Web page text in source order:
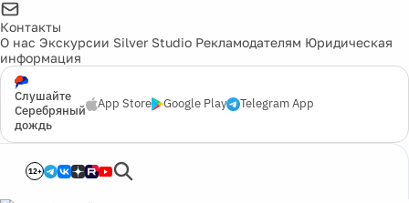
Контакты
О нас Экскурсии Silver Studio Рекламодателям Юридическая
информация
Слушайте
Серебряный
дождь
App Store Google Play Telegram App
12+